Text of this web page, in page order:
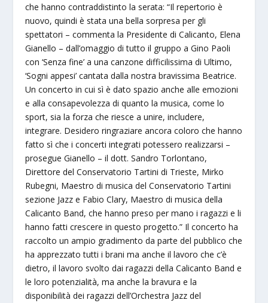
che hanno contraddistinto la serata: “Il repertorio è
nuovo, quindi è stata una bella sorpresa per gli
spettatori – commenta la Presidente di Calicanto, Elena
Gianello – dall’omaggio di tutto il gruppo a Gino Paoli
con ‘Senza fine’ a una canzone difficilissima di Ultimo,
‘Sogni appesi’ cantata dalla nostra bravissima Beatrice.
Un concerto in cui sì è dato spazio anche alle emozioni
e alla consapevolezza di quanto la musica, come lo
sport, sia la forza che riesce a unire, includere,
integrare. Desidero ringraziare ancora coloro che hanno
fatto sì che i concerti integrati potessero realizzarsi –
prosegue Gianello – il dott. Sandro Torlontano,
Direttore del Conservatorio Tartini di Trieste, Mirko
Rubegni, Maestro di musica del Conservatorio Tartini
sezione Jazz e Fabio Clary, Maestro di musica della
Calicanto Band, che hanno preso per mano i ragazzi e li
hanno fatti crescere in questo progetto.” Il concerto ha
raccolto un ampio gradimento da parte del pubblico che
ha apprezzato tutti i brani ma anche il lavoro che c’è
dietro, il lavoro svolto dai ragazzi della Calicanto Band e
le loro potenzialità, ma anche la bravura e la
disponibilità dei ragazzi dell’Orchestra Jazz del